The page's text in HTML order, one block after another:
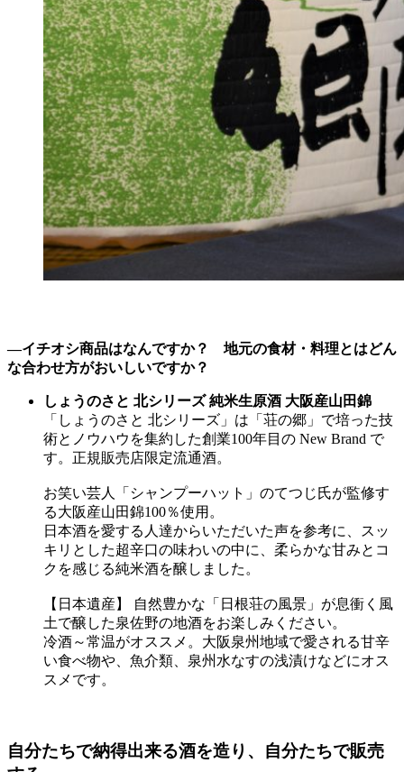
―イチオシ商品はなんですか？ 地元の食材・料理とはどん
な合わせ方がおいしいですか？
しょうのさと 北シリーズ 純米生原酒 大阪産山田錦
「しょうのさと 北シリーズ」は「荘の郷」で培った技
術とノウハウを集約した創業100年目の New Brand で
す。正規販売店限定流通酒。
お笑い芸人「シャンプーハット」のてつじ氏が監修す
る大阪産山田錦100％使用。
日本酒を愛する人達からいただいた声を参考に、スッ
キリとした超辛口の味わいの中に、柔らかな甘みとコ
クを感じる純米酒を醸しました。
【日本遺産】 自然豊かな「日根荘の風景」が息衝く風
土で醸した泉佐野の地酒をお楽しみください。
冷酒～常温がオススメ。大阪泉州地域で愛される甘辛
い食べ物や、魚介類、泉州水なすの浅漬けなどにオス
スメです。
自分たちで納得出来る酒を造り、自分たちで販売